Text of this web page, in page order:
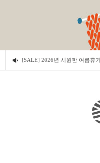
[SALE] 2026년 시원한 여름휴가